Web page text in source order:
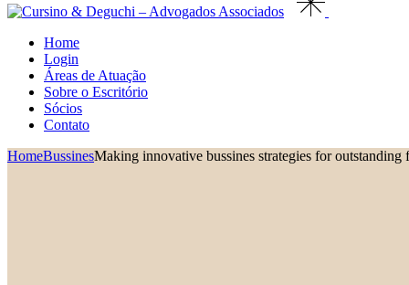
Home
Login
Áreas de Atuação
Sobre o Escritório
Sócios
Contato
HomeBussinesMaking innovative bussines strategies for outstanding